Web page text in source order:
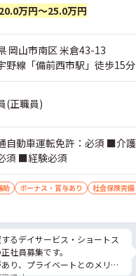
間を大切にする企業」を体現
安心のチームワーク】
グで職種を超えた情報共有を徹
の不安なく業務に集中できま
まで浸透しているからこそ平
長く、腰を据えて働ける環境で
ショナルにとどまらず、ケアマ
といったマネジメント職への
取得支援制度やOJTが整備さ
のスキルアップを手厚くサポ
クトに評価する「特別報酬」
スの充実】
チームワークは、賞与とは別
目に見える形で還元されま
20.0万円～25.0万円
岡山市南区 米倉43-13
野線「備前西市駅」徒歩15分
(正職員)
動車運転免許：必須 ■介護福祉
士：必須 ■経験必須
助 ボーナス・賞与あり 社会保険完備
るデイサービス・ショートス
社員募集です。
り、プライベートとのメリハ